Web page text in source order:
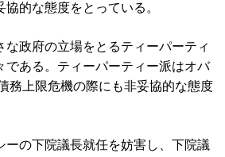
的な態度をとっている。
政府の立場をとるティーパーティ
である。ティーパーティー派はオバ
務上限危機の際にも非妥協的な態度
の下院議長就任を妨害し、下院議